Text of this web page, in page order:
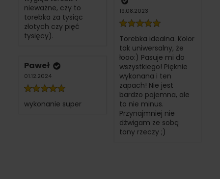
nieważne, czy to
torebka za tysiąc
złotych czy pięć
tysięcy).
Paweł
01.12.2024
wykonanie super
19.08.2023
Torebka idealna. Kolor
tak uniwersalny, że
łooo:) Pasuje mi do
wszystkiego! Pięknie
wykonana i ten
zapach! Nie jest
bardzo pojemna, ale
to nie minus.
Przynajmniej nie
dźwigam ze sobą
tony rzeczy ;)